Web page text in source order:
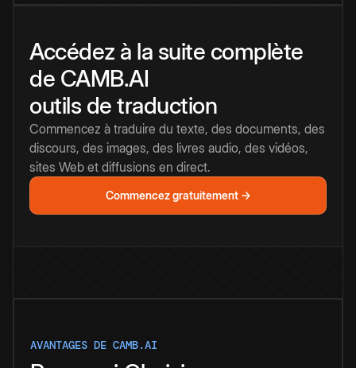
Accédez à la suite complète
de CAMB.AI
outils de traduction
Commencez à traduire du texte, des documents, des
discours, des images, des livres audio, des vidéos,
sites Web et diffusions en direct.
Commencez gratuitement →
AVANTAGES DE CAMB.AI